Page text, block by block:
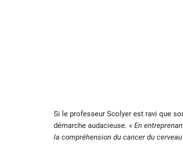
Si le professeur Scolyer est ravi que
démarche audacieuse. « En
la compréhension du cancer du